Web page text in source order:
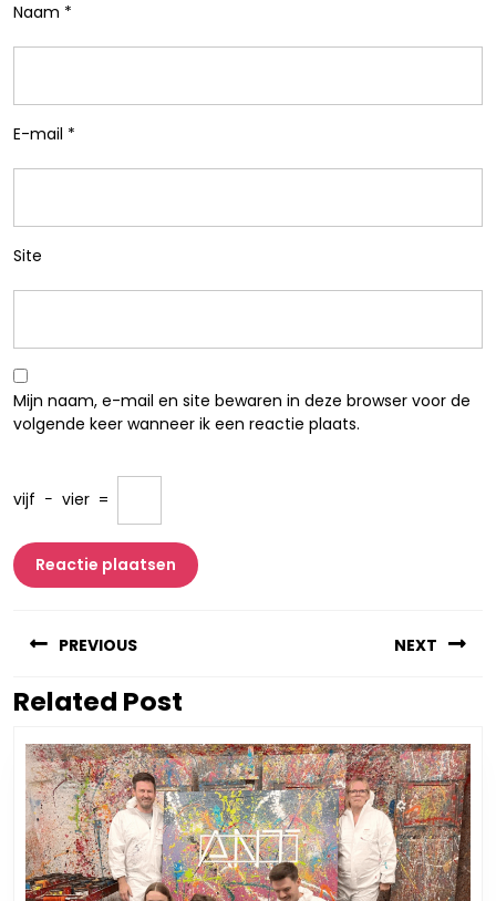
Naam *
E-mail *
Site
Mijn naam, e-mail en site bewaren in deze browser voor de
volgende keer wanneer ik een reactie plaats.
vijf − vier =
PREVIOUS
Vorig
NEXT
Related Post